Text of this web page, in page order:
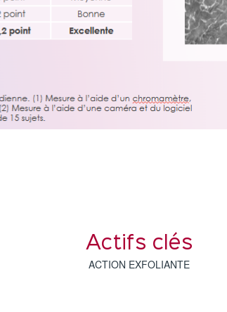
Actifs clés
ACTION EXFOLIANTE